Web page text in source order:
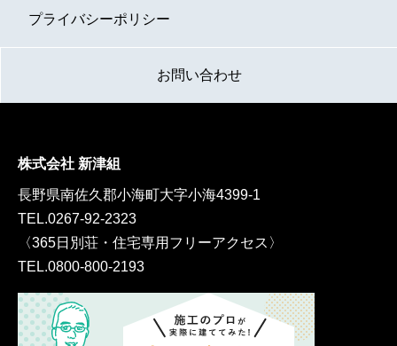
プライバシーポリシー
お問い合わせ
株式会社 新津組
長野県南佐久郡小海町大字小海4399-1
TEL.0267-92-2323
〈365日別荘・住宅専用フリーアクセス〉
TEL.0800-800-2193